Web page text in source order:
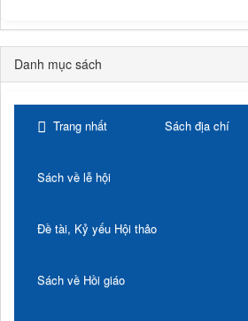
Danh mục sách
Trang nhất Sách địa chí
Sách về lễ hội
Đề tài, Kỷ yếu Hội thảo
Sách về Hồi giáo